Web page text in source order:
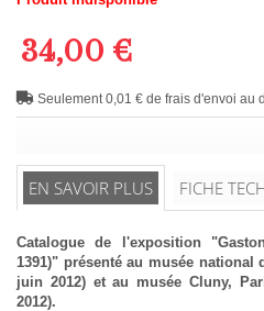
34,00 €
Seulement 0,01 € de frais d'envoi au
EN SAVOIR PLUS FICHE
Catalogue de l'exposition
1391)" présenté au musée national
juin 2012) et au musée Cluny,
2012).